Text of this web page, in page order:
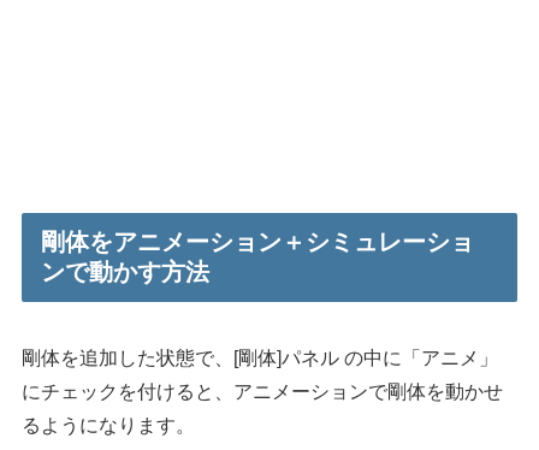
剛体をアニメーション＋シミュレーショ
ンで動かす方法
剛体を追加した状態で、[剛体]パネル の中に「アニメ」
にチェックを付けると、アニメーションで剛体を動かせ
るようになります。